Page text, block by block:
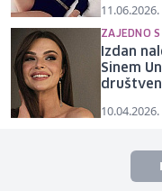
ZAJEDNO
Izdan
Sinem